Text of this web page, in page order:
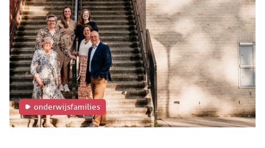
onderwijsfamilies